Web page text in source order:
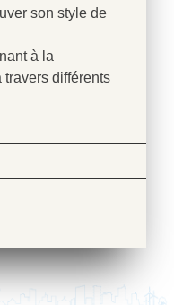
son style de
à la
travers différents